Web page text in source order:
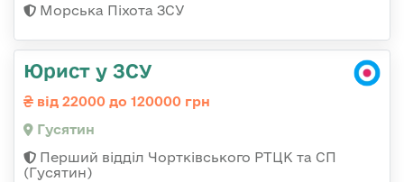
Морська Піхота ЗСУ
Юрист у ЗСУ
від 22000 до 120000 грн
Гусятин
Перший відділ Чортківського РТЦК та СП
(Гусятин)